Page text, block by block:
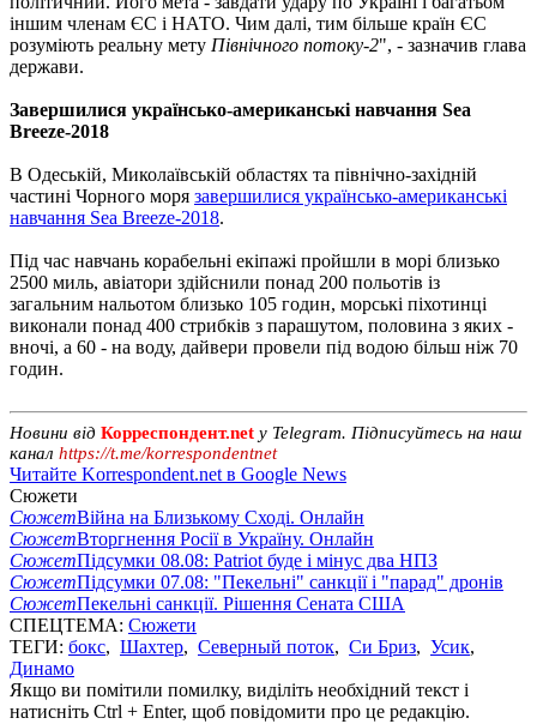
іншим членам ЄС і НАТО. Чим далі, тим більше країн ЄС
розуміють реальну мету Північного потоку-2", - зазначив глава
держави.
Завершилися українсько-американські навчання Sea
Breeze-2018
В Одеській, Миколаївській областях та північно-західній
частині Чорного моря завершилися українсько-американські
навчання Sea Breeze-2018.
Під час навчань корабельні екіпажі пройшли в морі близько
2500 миль, авіатори здійснили понад 200 польотів із
загальним нальотом близько 105 годин, морські піхотинці
виконали понад 400 стрибків з парашутом, половина з яких -
вночі, а 60 - на воду, дайвери провели під водою більш ніж 70
годин.
Новини від Корреспондент.net у Telegram. Підписуйтесь на наш
канал https://t.me/korrespondentnet
Читайте Korrespondent.net в Google News
Сюжети
СюжетВійна на Близькому Сході. Онлайн
СюжетВторгнення Росії в Україну. Онлайн
СюжетПідсумки 08.08: Patriot буде і мінус два НПЗ
СюжетПідсумки 07.08: "Пекельні" санкції і "парад" дронів
СюжетПекельні санкції. Рішення Сената США
СПЕЦТЕМА: Сюжети
ТЕГИ: бокс, Шахтер, Северный поток, Си Бриз, Усик,
Динамо
Якщо ви помітили помилку, виділіть необхідний текст і
натисніть Ctrl + Enter, щоб повідомити про це редакцію.